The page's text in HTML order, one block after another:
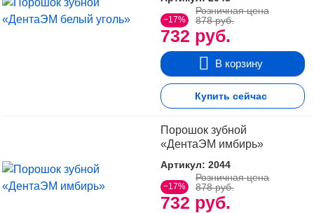
−17%
732 руб.
Розничная цена
878 руб.
В корзину
Купить сейчас
Порошок зубной
«ДентаЭМ имбирь»
Артикул: 2044
−17%
732 руб.
Розничная цена
878 руб.